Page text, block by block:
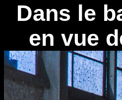
Dans le
en vue